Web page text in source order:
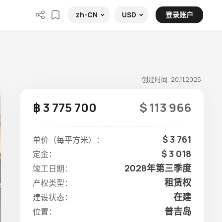
zh-CN USD 登录账户
创建时间: 20.11.2025
฿ 3 775 700 $ 113 966
单价（每平方米）： $ 3 761
定金： $ 3 018
竣工日期： 2028年第三季度
产权类型： 租赁权
建设状态： 在建
位置： 普吉岛